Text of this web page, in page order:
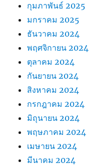
กุมภาพันธ์ 2025
มกราคม 2025
ธันวาคม 2024
พฤศจิกายน 2024
ตุลาคม 2024
กันยายน 2024
สิงหาคม 2024
กรกฎาคม 2024
มิถุนายน 2024
พฤษภาคม 2024
เมษายน 2024
มีนาคม 2024